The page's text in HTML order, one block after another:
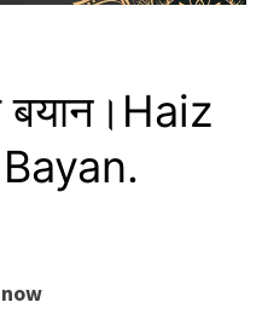
बयान।Haiz